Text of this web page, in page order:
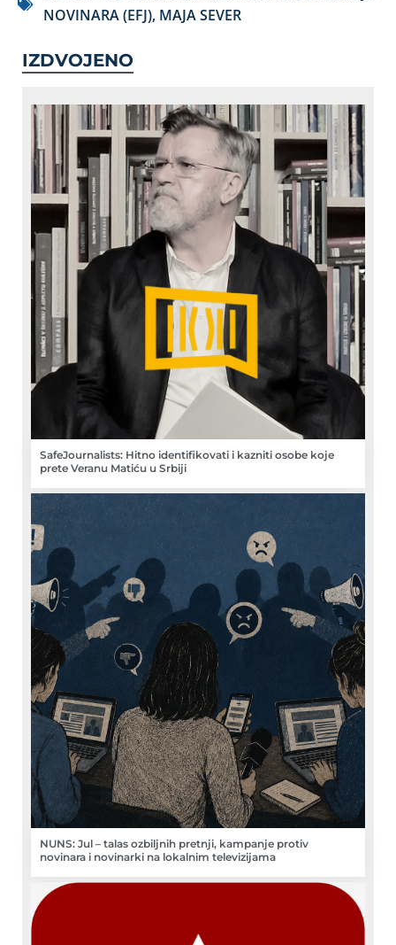
NOVINARA (EFJ), MAJA SEVER
IZDVOJENO
SafeJournalists: Hitno identifikovati i kazniti osobe koje
prete Veranu Matiću u Srbiji
NUNS: Jul – talas ozbiljnih pretnji, kampanje protiv
novinara i novinarki na lokalnim televizijama